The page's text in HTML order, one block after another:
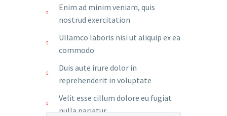
Enim ad minim veniam, quis
nostrud exercitation
Ullamco laboris nisi ut aliquip ex ea
commodo
Duis aute irure dolor in
reprehenderit in voluptate
Velit esse cillum dolore eu fugiat
nulla pariatur